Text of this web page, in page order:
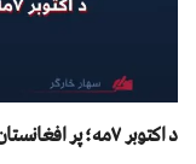
د اکتوبر ۷مه؛ پر افغانستان د امریکا د حملو اصلي موخې!